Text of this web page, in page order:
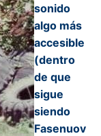
sonido
algo más
accesible
(dentro
de que
sigue
siendo
Fasenuov